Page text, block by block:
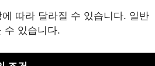
따라 달라질 수 있습니다. 일반
수 있습니다.